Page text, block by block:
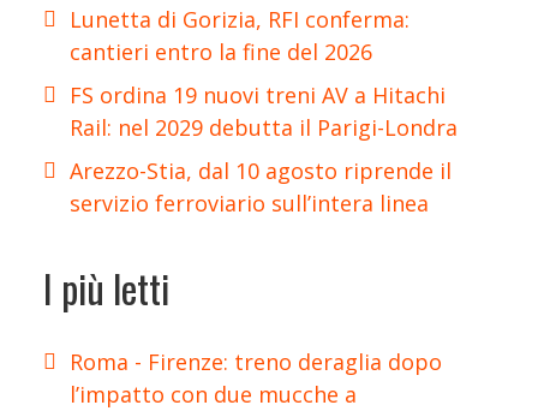
Lunetta di Gorizia, RFI conferma:
cantieri entro la fine del 2026
FS ordina 19 nuovi treni AV a Hitachi
Rail: nel 2029 debutta il Parigi-Londra
Arezzo-Stia, dal 10 agosto riprende il
servizio ferroviario sull’intera linea
I più letti
Roma - Firenze: treno deraglia dopo
l’impatto con due mucche a